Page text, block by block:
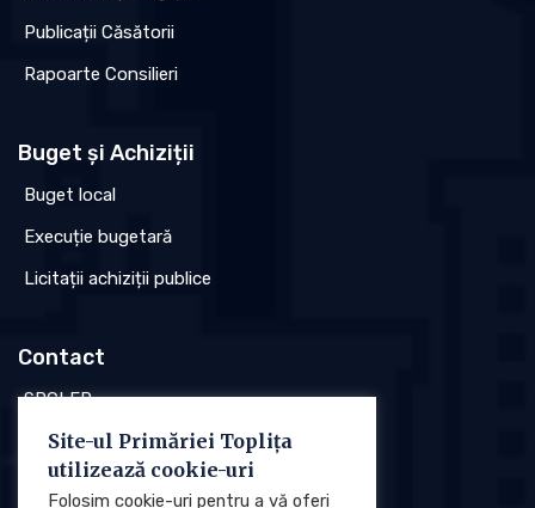
Publicații Căsătorii
Rapoarte Consilieri
Buget și Achiziții
Buget local
Execuție bugetară
Licitații achiziții publice
Contact
SPCLEP
Stare civilă
Poliția locală
Site-ul Primăriei Toplița
utilizează cookie-uri
Folosim cookie-uri pentru a vă oferi